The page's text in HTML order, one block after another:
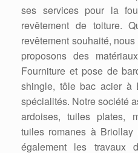
ses services pour la
revêtement de toiture.
revêtement souhaité,
proposons des
Fourniture et pose de
shingle, tôle bac acier à
spécialités. Notre société
ardoises, tuiles plates,
tuiles romanes à Briollay
également les travaux